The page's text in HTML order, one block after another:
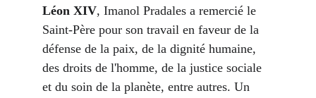
Léon XIV, Imanol Pradales a remercié le
Saint-Père pour son travail en faveur de la
défense de la paix, de la dignité humaine,
des droits de l'homme, de la justice sociale
et du soin de la planète, entre autres. Un